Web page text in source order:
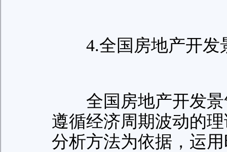
4.全国房地产开发
全国房地产开发景
遵循经济周期波动的
分析方法为依据，运